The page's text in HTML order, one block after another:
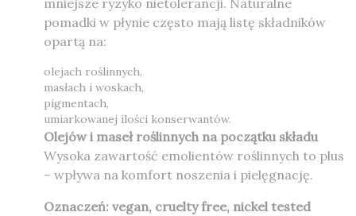
mniejsze ryzyko nietolerancji. Naturalne
pomadki w płynie często mają listę składników
opartą na:
olejach roślinnych,
masłach i woskach,
pigmentach,
umiarkowanej ilości konserwantów.
Olejów i maseł roślinnych na początku składu
Wysoka zawartość emolientów roślinnych to plus
– wpływa na komfort noszenia i pielęgnację.
Oznaczeń: vegan, cruelty free, nickel tested